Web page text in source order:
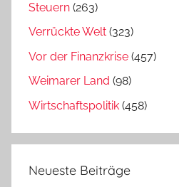
Steuern (263)
Verrückte Welt (323)
Vor der Finanzkrise (457)
Weimarer Land (98)
Wirtschaftspolitik (458)
Neueste Beiträge